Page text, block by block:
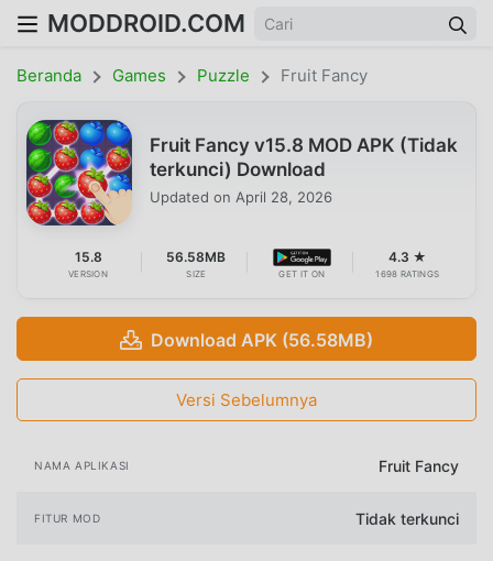
MODDROID.COM
Beranda Games Puzzle Fruit Fancy
Fruit Fancy v15.8 MOD APK (Tidak
terkunci) Download
Updated on April 28, 2026
15.8
VERSION
56.58MB
SIZE GET IT ON
4.3 ★
1698 RATINGS
Download APK (56.58MB)
Versi Sebelumnya
NAMA APLIKASI Fruit Fancy
FITUR MOD Tidak terkunci